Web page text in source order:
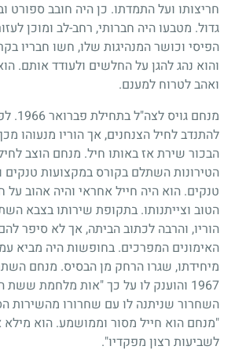
חריצותו ועל התמדתו. כן היה חובב ספורט
גדול. מטבעו היה חברותי, רחב-לב ומוכן
הפיסי וכושר המנהיגות שלו, חשו חבריו
והוא נהג להגן על החלשים ולעודד אותם.
ואהב לטרוח למענם.
מנחם גויס לצה"ל בתחילת פברואר1966
.
להתנדב לחיל הצנחנים, אך הוריו מנעוהו
הבכור שירת אז באותו חיל. מנחם הוצב
הטירונות השתלם בקורס במקצועות טנקים
טנקים. הוא היה חייל אחראי והיה אהוב על
הטוב וצייתנותו. בתקופת שירותו בצבא
הוריו, והרבה לכתוב הביתה, אך לא סיפר
האימונים המפרכים. בחופשות היה מביא
מיחידתו, שגרו הרחק מן הבסיס. מנחם
1967 והוענק לו על כך "אות מלחמת ששת
השחרור שניתנה לו עם שחרורו מהשירות
"מנחם הוא חייל מסור וממושמע. הוא
לשביעות רצון מפקדיו".